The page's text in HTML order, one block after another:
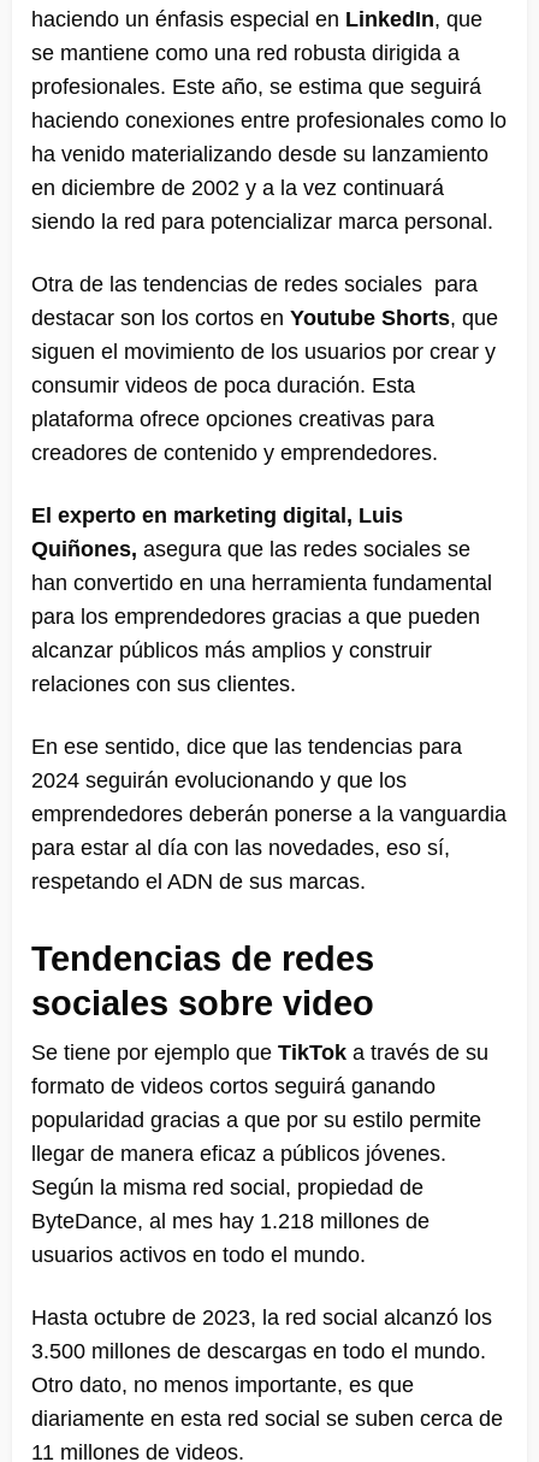
haciendo un énfasis especial en LinkedIn, que
se mantiene como una red robusta dirigida a
profesionales. Este año, se estima que seguirá
haciendo conexiones entre profesionales como lo
ha venido materializando desde su lanzamiento
en diciembre de 2002 y a la vez continuará
siendo la red para potencializar marca personal.
Otra de las tendencias de redes sociales para
destacar son los cortos en Youtube Shorts, que
siguen el movimiento de los usuarios por crear y
consumir videos de poca duración. Esta
plataforma ofrece opciones creativas para
creadores de contenido y emprendedores.
El experto en marketing digital, Luis
Quiñones, asegura que las redes sociales se
han convertido en una herramienta fundamental
para los emprendedores gracias a que pueden
alcanzar públicos más amplios y construir
relaciones con sus clientes.
En ese sentido, dice que las tendencias para
2024 seguirán evolucionando y que los
emprendedores deberán ponerse a la vanguardia
para estar al día con las novedades, eso sí,
respetando el ADN de sus marcas.
Tendencias de redes
sociales sobre video
Se tiene por ejemplo que TikTok a través de su
formato de videos cortos seguirá ganando
popularidad gracias a que por su estilo permite
llegar de manera eficaz a públicos jóvenes.
Según la misma red social, propiedad de
ByteDance, al mes hay 1.218 millones de
usuarios activos en todo el mundo.
Hasta octubre de 2023, la red social alcanzó los
3.500 millones de descargas en todo el mundo.
Otro dato, no menos importante, es que
diariamente en esta red social se suben cerca de
11 millones de videos.